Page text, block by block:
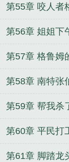
第55章 咬人者
第56章 姐姐下
第57章 格鲁姆
第58章 南特张
第59章 帮我杀
第60章 平民打
第61章 脚踏龙